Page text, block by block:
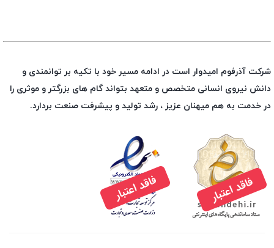
شرکت آذرفوم امیدوار است در ادامه مسیر خود با تکیه بر توانمندی و
دانش نیروی انسانی متخصص و متعهد بتواند گام های بزرگتر و موثری را
در خدمت به هم میهنان عزیز ، رشد تولید و پیشرفت صنعت بردارد.